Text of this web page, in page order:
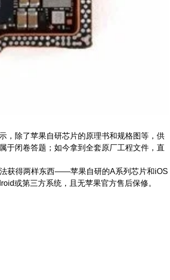
，除了苹果自研芯片的原理书和规格图等，供
于闭卷答题；如今拿到全套原厂工程文件，直
获得两样东西——苹果自研的A系列芯片和iOS
或第三方系统，且无苹果官方售后保修。